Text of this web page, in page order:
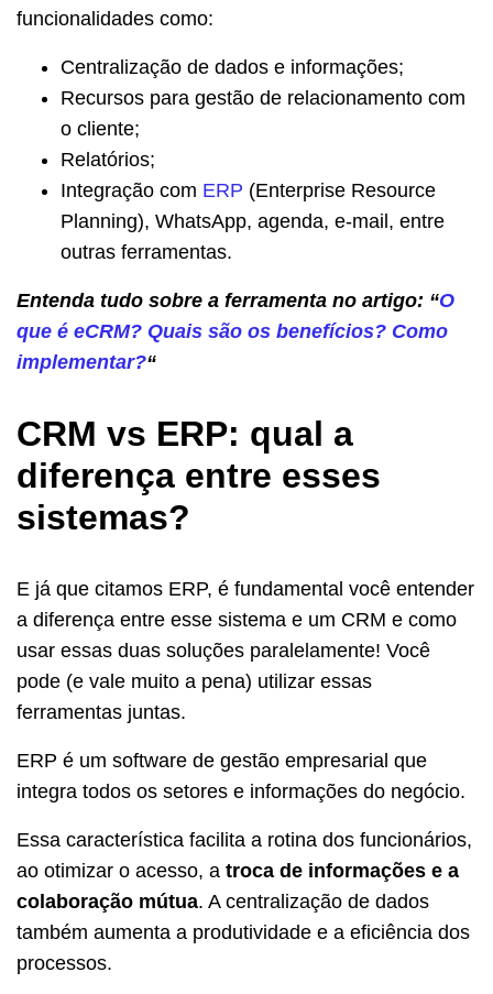
funcionalidades como:
Centralização de dados e informações;
Recursos para gestão de relacionamento com
o cliente;
Relatórios;
Integração com ERP (Enterprise Resource
Planning), WhatsApp, agenda, e-mail, entre
outras ferramentas.
Entenda tudo sobre a ferramenta no artigo: “O
que é eCRM? Quais são os benefícios? Como
implementar?“
CRM vs ERP: qual a
diferença entre esses
sistemas?
E já que citamos ERP, é fundamental você entender
a diferença entre esse sistema e um CRM e como
usar essas duas soluções paralelamente! Você
pode (e vale muito a pena) utilizar essas
ferramentas juntas.
ERP é um software de gestão empresarial que
integra todos os setores e informações do negócio.
Essa característica facilita a rotina dos funcionários,
ao otimizar o acesso, a troca de informações e a
colaboração mútua. A centralização de dados
também aumenta a produtividade e a eficiência dos
processos.